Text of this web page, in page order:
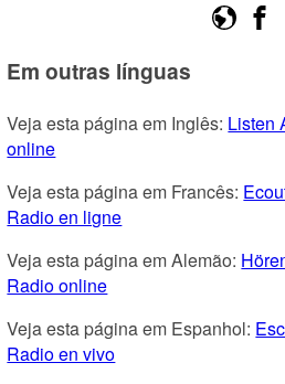
Em outras línguas
Veja esta página em Inglês: Listen
online
Veja esta página em Francês:
Radio en ligne
Veja esta página em Alemão:
Radio online
Veja esta página em Espanhol:
Radio en vivo